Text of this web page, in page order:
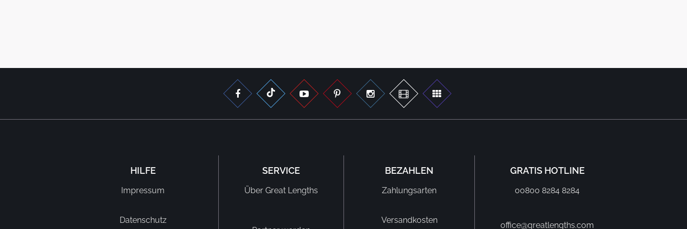
HILFE
Impressum
Datenschutz
SERVICE
Über Great Lengths
BEZAHLEN
Zahlungsarten
Versandkosten
GRATIS HOTLINE
00800 8284 8284
office@greatlengths.com